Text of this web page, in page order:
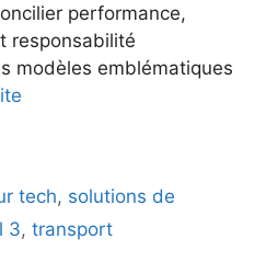
performance,
responsabilité
modèles emblématiques
tech, solutions de
3, transport